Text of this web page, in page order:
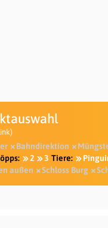
Bahndirektion
2 3 Tiere:
außen Schloss Burg